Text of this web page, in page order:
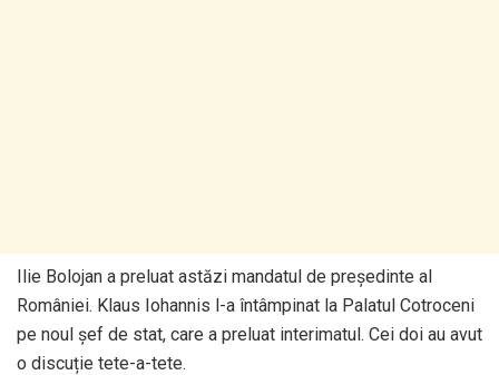
Ilie Bolojan a preluat astăzi mandatul de președinte al
României. Klaus Iohannis l-a întâmpinat la Palatul Cotroceni
pe noul șef de stat, care a preluat interimatul. Cei doi au avut
o discuție tete-a-tete.